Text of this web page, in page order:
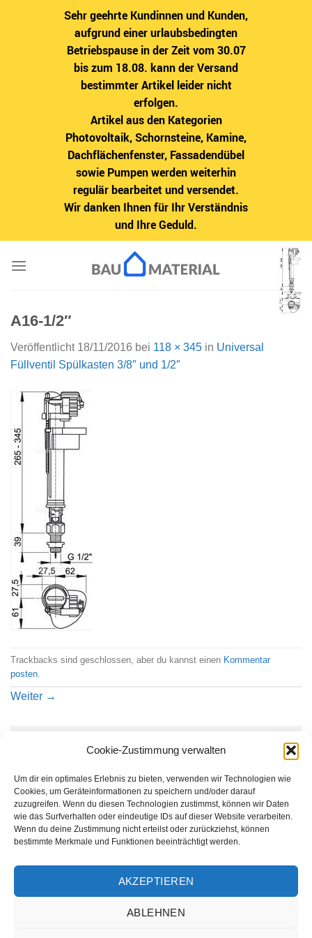
Sehr geehrte Kundinnen und Kunden,
aufgrund einer urlaubsbedingten
Betriebspause in der Zeit vom 30.07
bis zum 18.08. kann der Versand
bestimmter Artikel leider nicht
erfolgen.
Artikel aus den Kategorien
Photovoltaik, Schornsteine, Kamine,
Dachflächenfenster, Fassadendübel
sowie Pumpen werden weiterhin
regulär bearbeitet und versendet.
Wir danken Ihnen für Ihr Verständnis
und Ihre Geduld.
Cookie-Zustimmung verwalten
Um dir ein optimales Erlebnis zu bieten, verwenden wir Technologien wie
Cookies, um Geräteinformationen zu speichern und/oder darauf
zuzugreifen. Wenn du diesen Technologien zustimmst, können wir Daten
wie das Surfverhalten oder eindeutige IDs auf dieser Website verarbeiten.
Wenn du deine Zustimmung nicht erteilst oder zurückziehst, können
bestimmte Merkmale und Funktionen beeinträchtigt werden.
AKZEPTIEREN
ABLEHNEN
Inhalt
A16-1/2″
Veröffentlicht 18/11/2016 bei 118 × 345 in Universal
Füllventil Spülkasten 3/8″ und 1/2″
Trackbacks sind geschlossen, aber du kannst einen Kommentar
posten
Weiter →
Schreibe einen Kommentar
Du musst angemeldet
sein, um einen Kommentar
abzugeben.